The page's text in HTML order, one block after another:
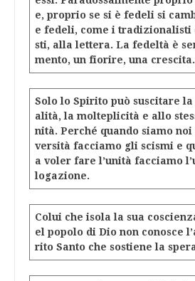
e, proprio se si è fedeli si
e fedeli, come i tradizionalisti
sti, alla lettera. La fedeltà è
mento, un fiorire, una crescita.
Solo lo Spirito può suscitare
alità, la molteplicità e allo
nità. Perché quando siamo
versità facciamo gli scismi e
a voler fare l’unità facciamo
logazione.
Colui che isola la sua
el popolo di Dio non conosce
rito Santo che sostiene la